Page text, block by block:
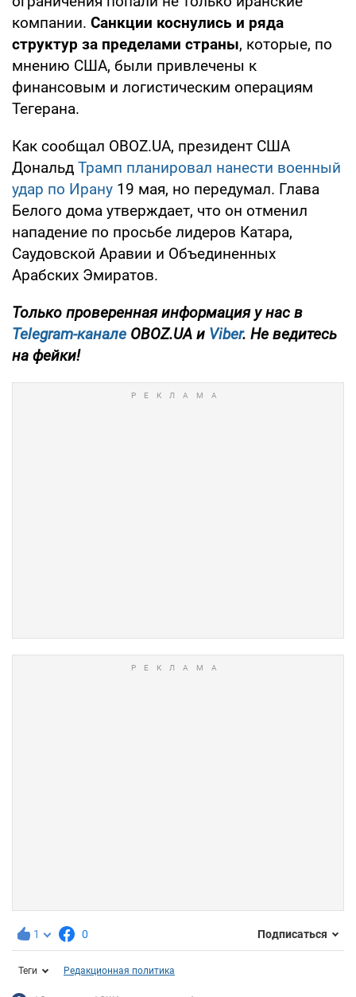
компании. Санкции коснулись и ряда
структур за пределами страны, которые, по
мнению США, были привлечены к
финансовым и логистическим операциям
Тегерана.
Как сообщал OBOZ.UA, президент США
Дональд Трамп планировал нанести военный
удар по Ирану 19 мая, но передумал. Глава
Белого дома утверждает, что он отменил
нападение по просьбе лидеров Катара,
Саудовской Аравии и Объединенных
Арабских Эмиратов.
Только проверенная информация у нас в
Telegram-канале OBOZ.UA и Viber. Не ведитесь
на фейки!
1 0 Подписаться
Теги Редакционная политика